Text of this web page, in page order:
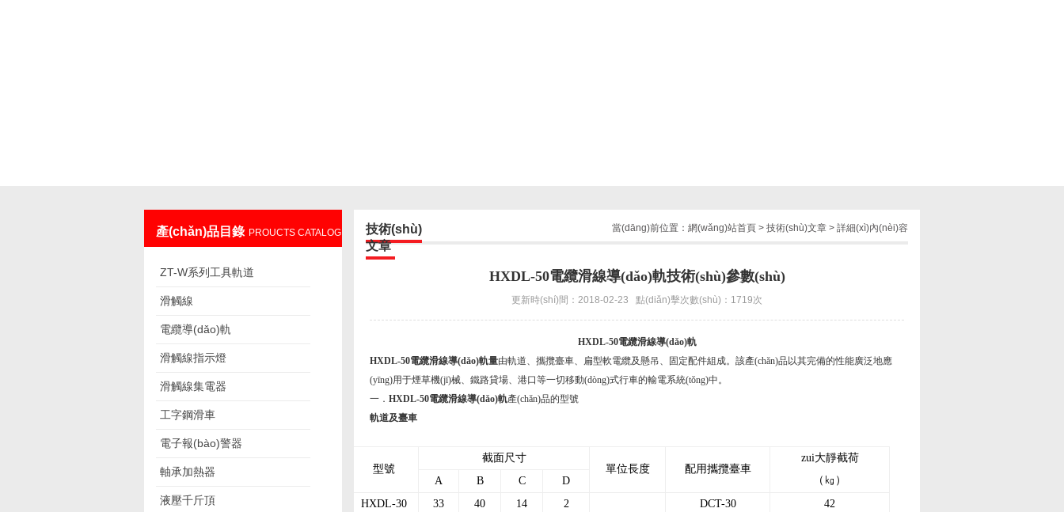
產(chǎn)品目錄 PROUCTS CATALOG
ZT-W系列工具軌道
滑觸線
電纜導(dǎo)軌
滑觸線指示燈
滑觸線集電器
工字鋼滑車
電子報(bào)警器
軸承加熱器
液壓千斤頂
當(dāng)前位置： 網(wǎng)站首頁 > 技術(shù)文章 > 詳細(xì)內(nèi)容
技術(shù)
文章
HXDL-50電纜滑線導(dǎo)軌技術(shù)參數(shù)
更新時(shí)間：2018-02-23 點(diǎn)擊次數(shù)：1719次
HXDL-50電纜滑線導(dǎo)軌
HXDL-50電纜滑線導(dǎo)軌量由軌道、攜攬臺車、扁型軟電纜及懸吊、固定配件組成。該產(chǎn)品以其完備的性能廣泛地應
(yīng)用于煙草機(jī)械、鐵路貸場、港口等一切移動(dòng)式行車的輸電系統(tǒng)中。
一． HXDL-50電纜滑線導(dǎo)軌產(chǎn)品的型號
軌道及臺車
型號
截面尺寸
單位長度
配用攜攬臺車
zui大靜截荷
（㎏）
A B C
D
HXDL-30
33 40 14
2
DCT-30
42